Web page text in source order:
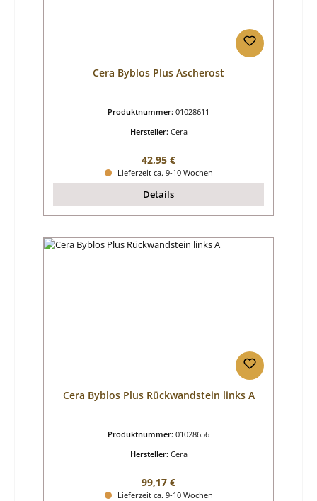
Cera Byblos Plus Ascherost
Produktnummer: 01028611
Hersteller: Cera
Regulärer Preis:
42,95 €
Lieferzeit ca. 9-10 Wochen
Details
Cera Byblos Plus Rückwandstein links A
Produktnummer: 01028656
Hersteller: Cera
Regulärer Preis:
99,17 €
Lieferzeit ca. 9-10 Wochen